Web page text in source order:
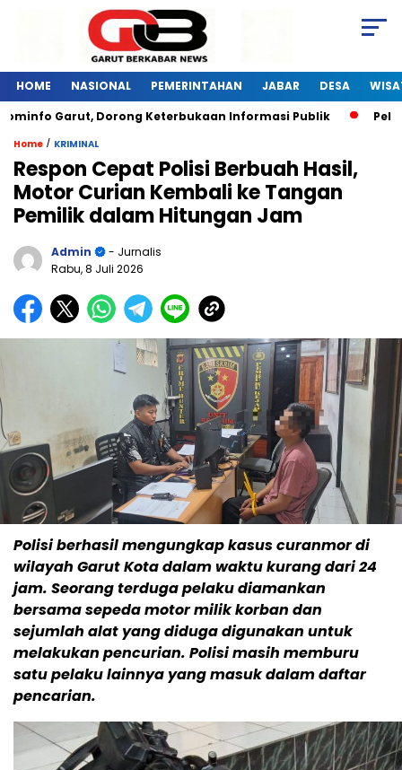
HOME NASIONAL PEMERINTAHAN JABAR DESA
Garut, Dorong Keterbukaan Informasi Publik
Home / KRIMINAL
Respon Cepat Polisi Berbuah Hasil,
Motor Curian Kembali ke Tangan
Pemilik dalam Hitungan Jam
Admin
- Jurnalis
Rabu, 8 Juli 2026
Polisi berhasil mengungkap kasus curanmor di
wilayah Garut Kota dalam waktu kurang dari 24
jam. Seorang terduga pelaku diamankan
bersama sepeda motor milik korban dan
sejumlah alat yang diduga digunakan untuk
melakukan pencurian. Polisi masih memburu
satu pelaku lainnya yang masuk dalam daftar
pencarian.